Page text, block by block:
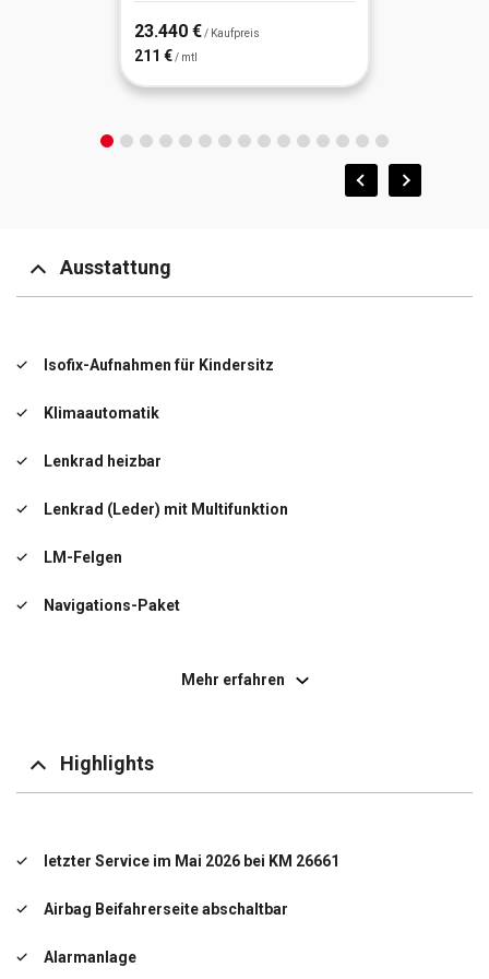
23.440 € / Kaufpreis
211 € / mtl
Ausstattung
Isofix-Aufnahmen für Kindersitz
Klimaautomatik
Lenkrad heizbar
Lenkrad (Leder) mit Multifunktion
LM-Felgen
Navigations-Paket
Mehr erfahren
Highlights
letzter Service im Mai 2026 bei KM 26661
Airbag Beifahrerseite abschaltbar
Alarmanlage